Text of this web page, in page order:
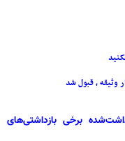
وثیقه ، قبول شد
برخی بازداشتی‌های